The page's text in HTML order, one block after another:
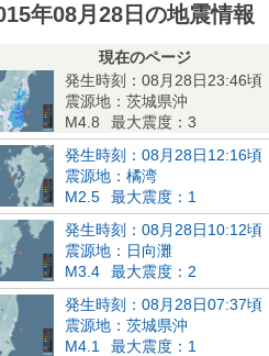
年08月28日の地震情報
現在のページ
発生時刻：08月28日23:46頃
震源地：茨城県沖
M4.8
最大震度：3
発生時刻：08月28日12:16頃
震源地：橘湾
M2.5
最大震度：1
発生時刻：08月28日10:12頃
震源地：日向灘
M3.4
最大震度：2
発生時刻：08月28日07:37頃
震源地：茨城県沖
M4.1
最大震度：1